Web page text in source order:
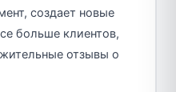
создает новые
больше клиентов,
отзывы о